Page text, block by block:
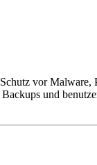
vor Malware,
und